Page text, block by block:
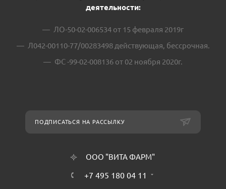
деятельности:
ЛО-50-02-006534 от 15 февраля 2019г
Л042-00110-77/00283498 действующая, бессрочная.
ФС -99-02-008136 от 02 ноября 2020г.
ПОДПИСАТЬСЯ НА РАССЫЛКУ
ООО "ВИТА ФАРМ"
+7 495 180 04 11